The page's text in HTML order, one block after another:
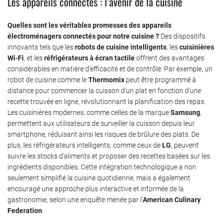
Quelles sont les véritables promesses des appareils
électroménagers connectés pour notre cuisine ? Des dispositifs
innovants tels que lesrobots de cuisine intelligents, lescuisinières
Wi-Fi, et lesréfrigérateurs à écran tactileoffrent des avantages
considérables en matière d’efficacité et de contrôle. Par exemple, un
robot de cuisine comme leThermomix peut être programmé à
distance pour commencer la cuisson d’un plat en fonction d’une
recette trouvée en ligne, révolutionnant la planification des repas.
Les cuisinières modernes, comme celles de la marqueSamsung,
permettent aux utilisateurs de surveiller la cuisson depuis leur
smartphone, réduisant ainsi les risques de brûlure des plats. De
plus, les réfrigérateurs intelligents, comme ceux deLG, peuvent
suivre les stocks d’aliments et proposer des recettes basées sur les
ingrédients disponibles. Cette intégration technologique a non
seulement simplifié la cuisine quotidienne, mais a également
encouragé une approche plus interactive et informée de la
gastronomie, selon une enquête menée par l’American Culinary
Federation.